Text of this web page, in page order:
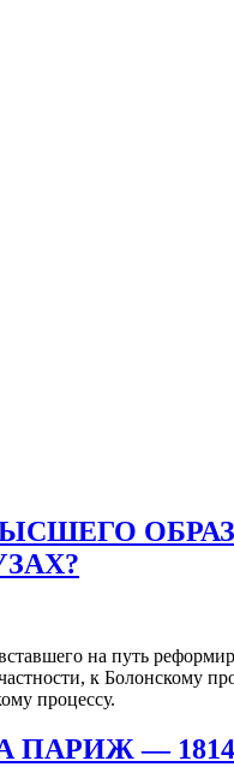
на путь
к Болонскому
процессу.
ПАРИЖ — 1814